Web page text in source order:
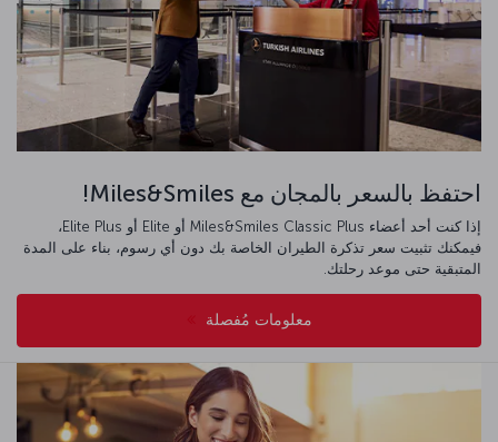
احتفظ بالسعر بالمجان مع Miles&Smiles!
إذا كنت أحد أعضاء Miles&Smiles Classic Plus أو Elite أو Elite Plus،
فيمكنك تثبيت سعر تذكرة الطيران الخاصة بك دون أي رسوم، بناء على المدة
المتبقية حتى موعد رحلتك.
معلومات مُفصلة